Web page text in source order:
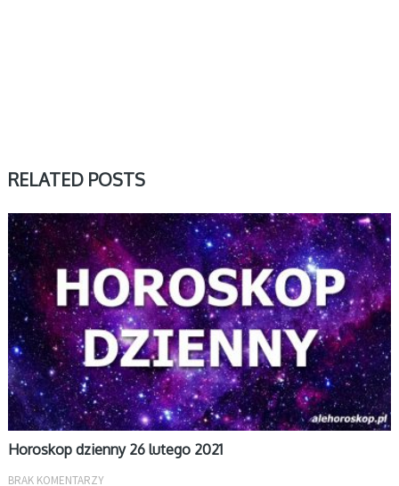
RELATED POSTS
DZIENNY
Horoskop dzienny 26 lutego 2021
BRAK KOMENTARZY